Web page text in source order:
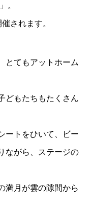
。
されます。
とてもアットホーム
どもたちもたくさん
ートをひいて、ビー
ながら、ステージの
満月が雲の隙間から